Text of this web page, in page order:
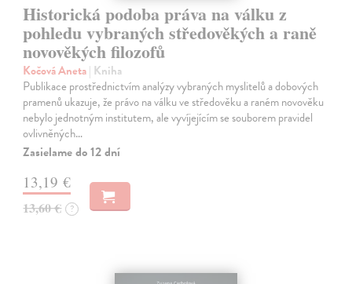
Historická podoba práva na válku z
pohledu vybraných středověkých a raně
novověkých filozofů
Kočová Aneta| Kniha
Publikace prostřednictvím analýzy vybraných myslitelů a dobových
pramenů ukazuje, že právo na válku ve středověku a raném novověku
nebylo jednotným institutem, ale vyvíjejícím se souborem pravidel
ovlivněných…
Zasielame do 12 dní
13,19 €
13,60 € ?